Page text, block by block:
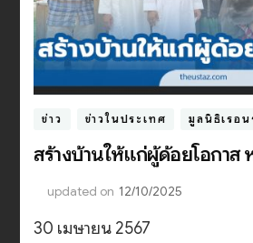
ข่าว ข่าวในประเทศ มูลนิธิเรือน
สร้างบ้านให้แก่ผู้ด้อยโอกาส
updated on 12/10/2025
30 เมษายน 2567